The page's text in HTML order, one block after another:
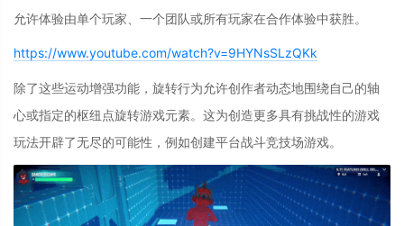
允许体验由单个玩家、一个团队或所有玩家在合作体验中获胜。
https://www.youtube.com/watch?v=9HYNsSLzQKk
除了这些运动增强功能， 旋转行为允许创作者动态地围绕自己的轴
心或指定的枢纽点旋转游戏元素。这为创造更多具有挑战性的游戏
玩法开辟了无尽的可能性，例如创建平台战斗竞技场游戏。